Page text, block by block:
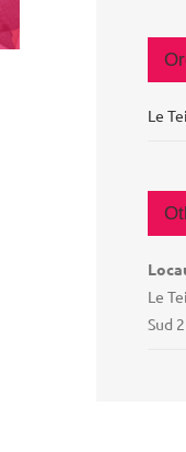
Le
Le
Sud